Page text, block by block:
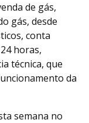
de gás,
gás, desde
conta
horas,
técnica, que
da
semana no